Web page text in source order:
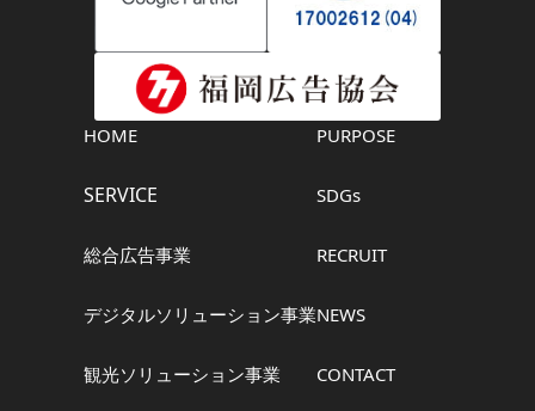
HOME
SERVICE
総合広告事業
デジタルソリューション事業
観光ソリューション事業
PURPOSE
SDGs
RECRUIT
NEWS
CONTACT